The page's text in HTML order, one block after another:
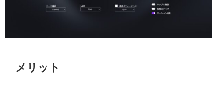
メリット